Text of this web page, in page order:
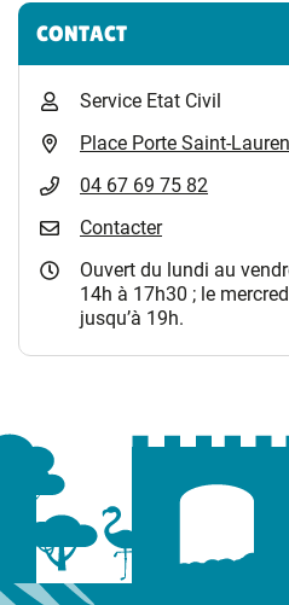
Informations
CONTACT
Service Etat Civil
Place Porte Saint-
04 67 69 75 82
Contacter
Ouvert du lundi au
14h à 17h30 ; le
jusqu’à 19h.